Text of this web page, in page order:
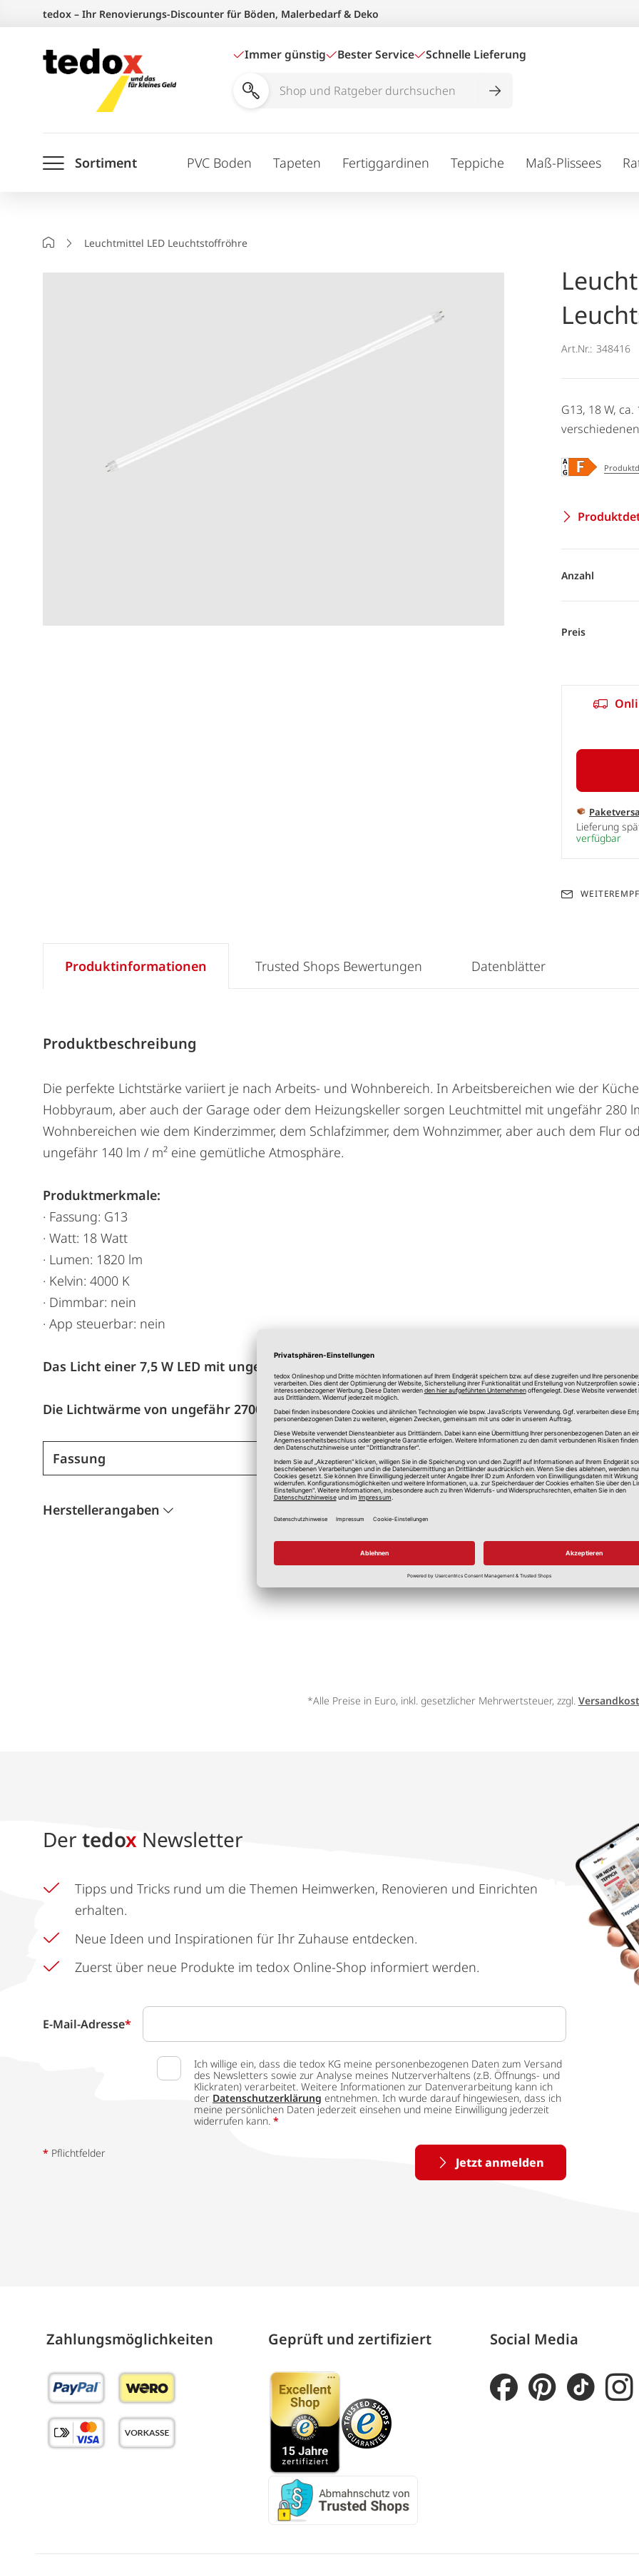
springen
tedox – Ihr Renovierungs-Discounter für Böden, Malerbedarf & Deko
Immer günstig Bester Service Schnelle Lieferung
Shop
durchsuchen
Sortiment PVC Boden Tapeten Fertiggardinen Teppiche Maß-Plissees
StartseiteLeuchtmittel LED Leuchtstoffröhre
Art.Nr.: 348416
G13, 18 W,
Anzahl
Preis
Lieferung
verfügbar
Produktinformationen
Produktbeschreibung
Die perfekte Lichtstärke variiert je nach Arbeits- und Wohnbereich. In Arbeitsbereichen wie der
Hobbyraum, aber auch der Garage oder dem Heizungskeller sorgen Leuchtmittel mit ungefähr 280
Wohnbereichen wie dem Kinderzimmer, dem Schlafzimmer, dem Wohnzimmer, aber auch dem Flur
ungefähr 140 lm / m² eine gemütliche Atmosphäre.
Produktmerkmale:
· Fassung: G13
· Watt: 18 Watt
· Lumen: 1820 lm
· Kelvin: 4000 K
· Dimmbar: nein
· App steuerbar: nein
Das Licht einer 7,5 W LED mit ungefähr 700 lm entspricht der Helligkeit einer herkömmlichen
Die Lichtwärme von ungefähr 2700 Kelvin entspricht der Lichtwärme einer herkömmlichen 60
Fassung G13
Herstellerangaben
Trusted Shops Bewertungen Datenblätter
*Alle Preise in Euro, inkl. gesetzlicher Mehrwertsteuer, zzgl.
Der tedox Newsletter
Tipps und Tricks rund um die Themen Heimwerken, Renovieren und Einrichten
erhalten.
Neue Ideen und Inspirationen für Ihr Zuhause entdecken.
Zuerst über neue Produkte im tedox Online-Shop informiert werden.
E-Mail-Adresse*
Ich willige ein, dass die tedox KG meine personenbezogenen Daten zum Versand
des Newsletters sowie zur Analyse meines Nutzerverhaltens (z.B. Öffnungs- und
Klickraten) verarbeitet. Weitere Informationen zur Datenverarbeitung kann ich
der Datenschutzerklärung entnehmen. Ich wurde darauf hingewiesen, dass ich
meine persönlichen Daten jederzeit einsehen und meine Einwilligung jederzeit
widerrufen kann. *
Jetzt anmelden
* Pflichtfelder
Zahlungs­möglich­keiten Geprüft und zertifiziert Social Media